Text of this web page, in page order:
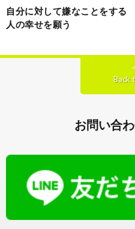
自分に対して嫌なことをする
人の幸せを願う
Back
お問い合